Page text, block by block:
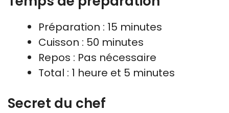
Préparation : 15 minutes
Cuisson : 50 minutes
Repos : Pas nécessaire
Total : 1 heure et 5 minutes
Secret du chef